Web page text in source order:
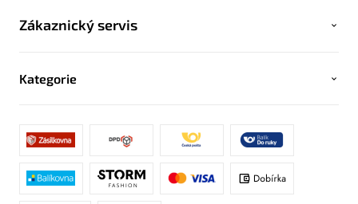
Zákaznický servis
Kategorie